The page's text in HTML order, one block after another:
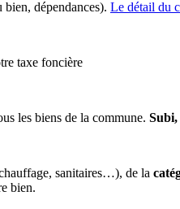
bien, dépendances). Le détail du
taxe foncière
les biens de la commune. Subi,
sanitaires…), de la
bien.